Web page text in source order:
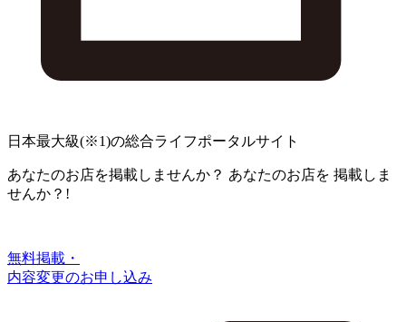
日本最大級(※1)の総合ライフポータルサイト
あなたのお店を掲載しませんか？ あなたのお店を 掲載しま
せんか？!
無料掲載・
内容変更のお申し込み